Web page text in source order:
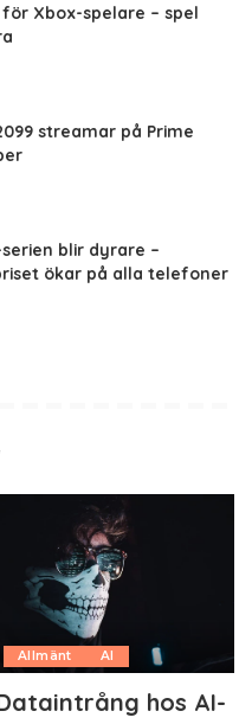
Xbox-spelare – spel
streamar på Prime
serien blir dyrare –
ökar på alla telefoner
Allmänt AI
hos AI-